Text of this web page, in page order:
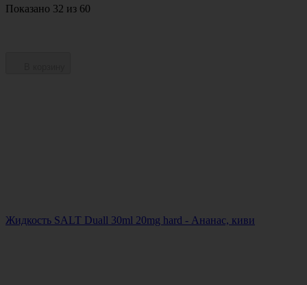
Показано 32 из 60
Жидкость SALT Duall 30ml 20mg hard - Ананас, киви